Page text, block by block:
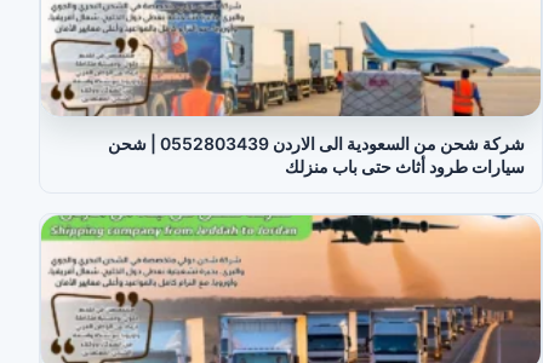
شركة شحن من السعودية الى الاردن 0552803439 | شحن
سيارات طرود أثاث حتى باب منزلك